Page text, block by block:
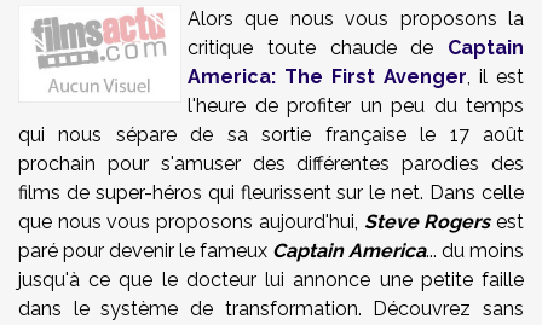
Alors que nous vous proposons la
critique toute chaude de Captain
America: The First Avenger, il est
l'heure de profiter un peu du temps
qui nous sépare de sa sortie française le 17 août
prochain pour s'amuser des différentes parodies des
films de super-héros qui fleurissent sur le net. Dans celle
que nous vous proposons aujourd'hui, Steve Rogersest
paré pour devenir le fameux Captain America... du moins
jusqu'à ce que le docteur lui annonce une petite faille
dans le système de transformation. Découvrez sans